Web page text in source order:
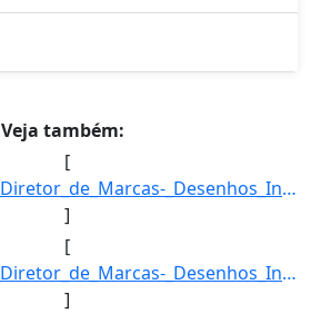
Veja também:
[
4: Titulo_da_Agenda-Diretor_de_Marcas-_Desenhos_Industriais_e_Indicacoes_Geograficas-Descricao_da_Agend]
]
[
5: Titulo_da_Agenda-Diretor_de_Marcas-_Desenhos_Industriais_e_Indicacoes_Geograficas-Descricao_da_Agend]
]